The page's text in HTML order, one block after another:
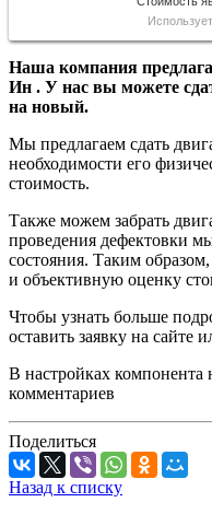
Наша компания
Ин . У нас вы можете
на новый.
Мы предлагаем сдать
необходимости его
стоимость.
Также можем забрать
проведения дефектовки
состояния. Таким
и объективную оценку
Чтобы узнать больше
оставить заявку на сайте
В настройках
комментариев
Поделиться
Назад к списку